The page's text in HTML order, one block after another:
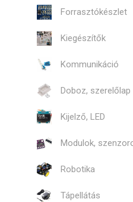
Forrasztókészlet
Kiegészítők
Kommunikáció
Doboz, szerelőlap
Kijelző, LED
Modulok,
Robotika
Tápellátás